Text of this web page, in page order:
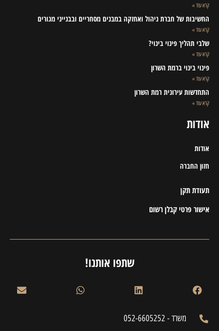
קרא עוד »
החשיבות של חברת ניהול ואחזקה במבנים מסחריים ובבנייני מגורים
קרא עוד »
שלבי תהליך פינוי בינוי?
קרא עוד »
פינוי בינוי ברמת השרון
קרא עוד »
התחדשות עירונית רמת השרון
קרא עוד »
אודות
אודות
חזון החברה
תעודת תקן
אישור פרטי קבלן רשום
שתפו אותנו!
משרד - 052-6605252